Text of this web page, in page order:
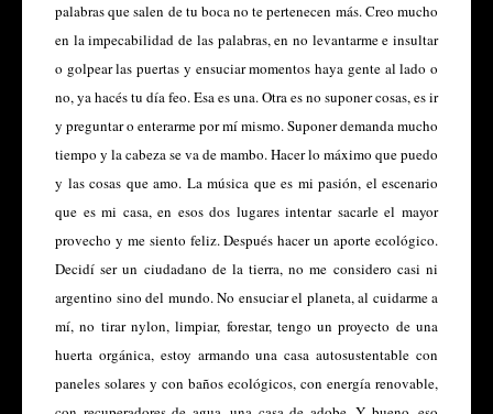
palabras que salen de tu boca no te pertenecen más. Creo mucho
en la impecabilidad de las palabras, en no levantarme e insultar
o golpear las puertas y ensuciar momentos haya gente al lado o
no, ya hacés tu día feo. Esa es una. Otra es no suponer cosas, es ir
y preguntar o enterarme por mí mismo. Suponer demanda mucho
tiempo y la cabeza se va de mambo. Hacer lo máximo que puedo
y las cosas que amo. La música que es mi pasión, el escenario
que es mi casa, en esos dos lugares intentar sacarle el mayor
provecho y me siento feliz. Después hacer un aporte ecológico.
Decidí ser un ciudadano de la tierra, no me considero casi ni
argentino sino del mundo. No ensuciar el planeta, al cuidarme a
mí, no tirar nylon, limpiar, forestar, tengo un proyecto de una
huerta orgánica, estoy armando una casa autosustentable con
paneles solares y con baños ecológicos, con energía renovable,